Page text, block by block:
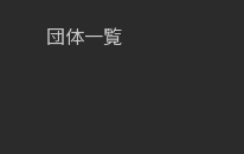
団体一覧